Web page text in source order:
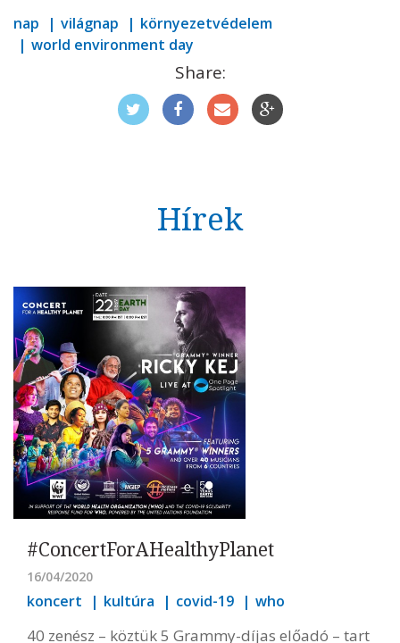
nap világnap
környezetvédelem
world environment day
Share:
Hírek
#ConcertForAHealthyPlanet
16/04/2020
koncert kultúra covid-19 who
40 zenész – köztük 5 Grammy-díjas előadó – tart